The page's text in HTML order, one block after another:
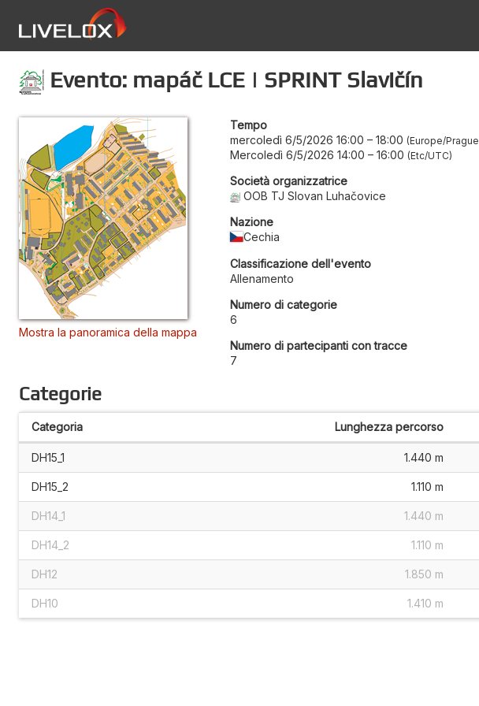
Evento: mapáč LCE | SPRINT Slavičín
Mostra la panoramica della mappa
Tempo
mercoledì 6/5/2026 16:00 – 18:00 Europe/Prague
Mercoledì 6/5/2026 14:00 – 16:00 Etc/UTC
Società organizzatrice
OOB TJ Slovan Luhačovice
Nazione
Cechia
Classificazione dell'evento
Allenamento
Numero di categorie
6
Numero di partecipanti con tracce
7
Categorie
Categoria Lunghezza percorso
DH15_1 1.440 m
DH15_2 1.110 m
DH14_1 1.440 m
DH14_2 1.110 m
DH12 1.850 m
DH10 1.410 m